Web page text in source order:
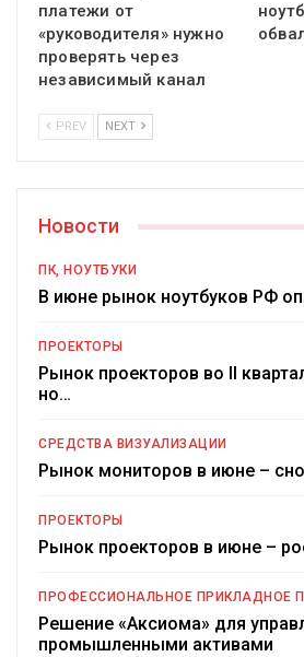
платежи от
«руководителя» нужно
проверять через
независимый канал
PREV NEXT
Новости
ПК, НОУТБУКИ
В июне рынок ноутбуков РФ
ПРОЕКТОРЫ
Рынок проекторов во II
но…
СРЕДСТВА ВИЗУАЛИЗАЦИИ
Рынок мониторов в июне –
ПРОЕКТОРЫ
Рынок проекторов в июне –
ПРОФЕССИОНАЛЬНОЕ ПРИКЛАДНОЕ
Решение «Аксиома» для
промышленными активами